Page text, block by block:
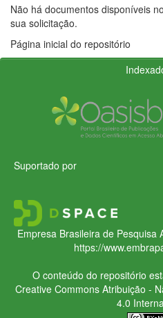
Não há documentos disponíveis
sua solicitação.
Página inicial do repositório
Suportado por
Empresa Brasileira de Pesquisa
https://
O conteúdo do repositório
Creative CommonsAtribuição -
4.0